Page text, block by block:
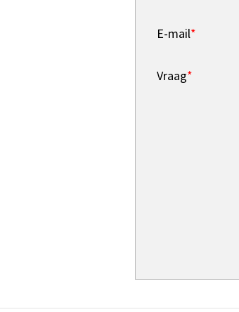
E-mail*
Vraag*